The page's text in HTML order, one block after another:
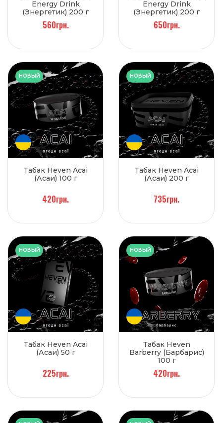
Energy Drink
(Энергетик) 200 г
560грн.
Energy Drink
(Энергетик) 200 г
650грн.
НОВЫЙ
Табак Heven Acai
(Асаи) 100 г
420грн.
НОВЫЙ
Табак Heven Acai
(Асаи) 200 г
735грн.
НОВЫЙ
Табак Heven Acai
(Асаи) 50 г
225грн.
НОВЫЙ
Табак Heven
Barberry (Барбарис)
100 г
420грн.